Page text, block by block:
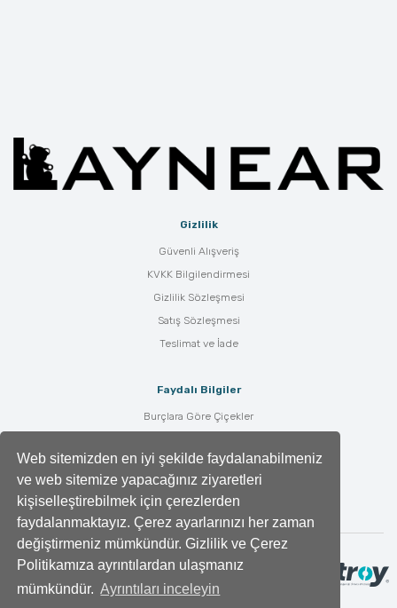
Web sitemizden en iyi şekilde faydalanabilmeniz
ve web sitemize yapacağınız ziyaretleri
kişiselleştirebilmek için çerezlerden
faydalanmaktayız. Çerez ayarlarınızı her zaman
değiştirmeniz mümkündür. Gizlilik ve Çerez
Politikamıza ayrıntılardan ulaşmanız
mümkündür. Ayrıntıları inceleyin
Gizlilik
Güvenli Alışveriş
KVKK Bilgilendirmesi
Gizlilik Sözleşmesi
Satış Sözleşmesi
Teslimat ve İade
Faydalı Bilgiler
Burçlara Göre Çiçekler
Çiçek Anlamları
Tüm Blog Yazıları